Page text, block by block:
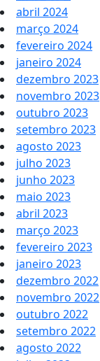
abril 2024
março 2024
fevereiro 2024
janeiro 2024
dezembro 2023
novembro 2023
outubro 2023
setembro 2023
agosto 2023
julho 2023
junho 2023
maio 2023
abril 2023
março 2023
fevereiro 2023
janeiro 2023
dezembro 2022
novembro 2022
outubro 2022
setembro 2022
agosto 2022